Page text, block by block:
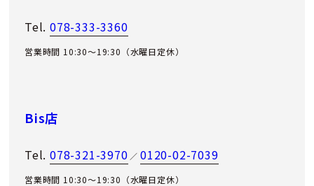
Tel. 078-333-3360
営業時間 10:30～19:30（水曜日定休）
Bis店
Tel. 078-321-3970 ／0120-02-7039
営業時間 10:30～19:30（水曜日定休）